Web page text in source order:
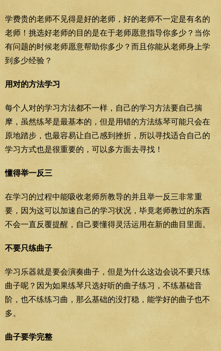
学费贵的老师不见得是好的老师，好的老师不一定是有名的
老师！挑选好老师的目的是在于老师愿意指导你多少？当你
有问题的时候老师愿意帮助你多少？而且你能从老师身上学
到多少经验？
用对的方法学习
每个人对的学习方法都不一样，自己的学习方法要自己揣
摩，虽然练琴是最基本的，但是用错的方法练琴可能只会在
原地踏步，也最容易让自己感到挫折，所以寻找适合自己的
学习方式也是很重要的，可以多方面去寻找！
懂得举一反三
在学习的过程中能吸收老师所教导的并且举一反三非常重
要，因为这可以加速自己的学习状况，毕竟老师教过的东西
不会一直反覆提醒，自己要懂得灵活运用在新的曲目里面。
不要只练曲子
学习乐器就是要会演奏曲子，但是为什么这边会说不要只练
曲子呢？因为如果练琴只选好听的曲子练习，不练基础音
阶，也不练练习曲，那么基础的没打稳，能学好的曲子也不
多。
曲子要学完整